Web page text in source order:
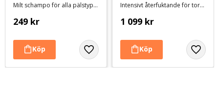
Milt schampo för alla pälstyper
249 kr
Intensivt återfuktande för torr och skadad päls
1 099 kr